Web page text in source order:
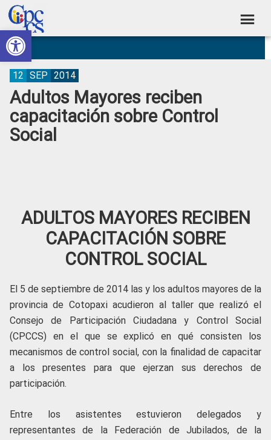
Abrir barra de herramientas
Skip
to
primary
navigation
Skip
to
main
content
Skip
to
primary
sidebar
Skip
to
footer
Consejo
de
Participación
Ciudadana
Control
Construyendo
Poder
Ciudadano
Adultos Mayores reciben
capacitación sobre Control
Social
12 SEP 2014
ADULTOS MAYORES RECIBEN
CAPACITACIÓN SOBRE
CONTROL SOCIAL
El 5 de septiembre de 2014 las y los adultos mayores de la
provincia de Cotopaxi acudieron al taller que realizó el
Consejo de Participación Ciudadana y Control Social
(CPCCS) en el que se explicó en qué consisten los
mecanismos de control social, con la finalidad de capacitar
a los presentes para que ejerzan sus derechos de
participación.
Entre los asistentes estuvieron delegados y
representantes de la Federación de Jubilados, de la